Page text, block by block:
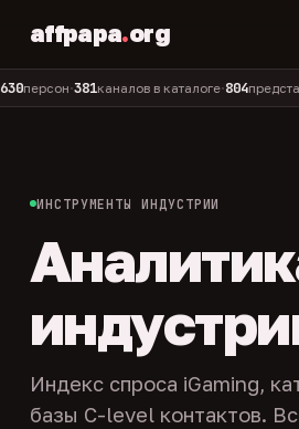
affpapa.org
381каналов в каталоге• 804представителей•
ИНСТРУМЕНТЫ ИНДУСТРИИ
Индекс спроса iGaming,
базы C-level контактов.